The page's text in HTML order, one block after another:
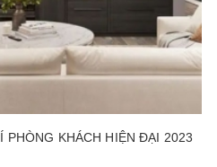
PHÒNG KHÁCH HIỆN ĐẠI 2023